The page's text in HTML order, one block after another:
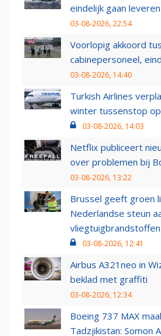
eindelijk gaan leveren
03-08-2026, 22:54
Voorlopig akkoord
cabinepersoneel,
03-08-2026, 14:40
Turkish Airlines
winter tussenstop
03-08-2026, 14:03
Netflix publiceert
over problemen bij
03-08-2026, 13:22
Brussel geeft groen
Nederlandse steun
vliegtuigbrandstoffen
03-08-2026, 12:41
Airbus A321neo in
beklad met graffiti
03-08-2026, 12:34
Boeing 737 MAX
Tadzjikistan: Somon